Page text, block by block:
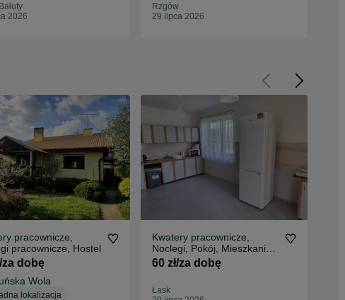
2026
Rzgów
29 lipca 2026
pracownicze,
pracownicze, Hostel
za dobę
Wola
lokalizacja
Kwatery pracownicze,
Noclegi, Pokój, Mieszkanie,
Pokoje, Łask
60 zł/za dobę
Łask